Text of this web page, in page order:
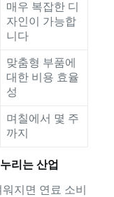
매우 복잡한 디
자인이 가능합
니다
맞춤형 부품에
대한 비용 효율
성
며칠에서 몇 주
까지
리는 산업
지면 연료 소비